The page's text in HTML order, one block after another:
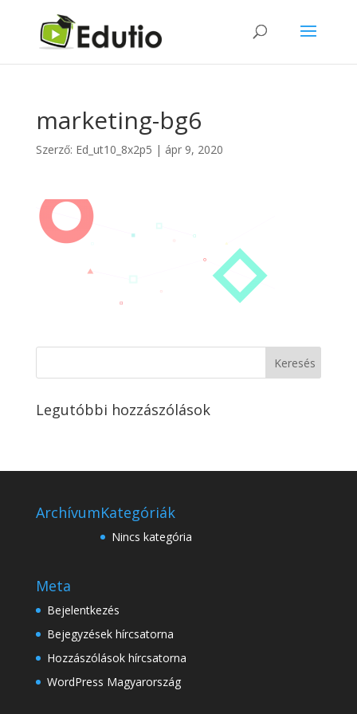
marketing-bg6
Szerző: Ed_ut10_8x2p5 | ápr 9, 2020
Legutóbbi hozzászólások
ArchívumKategóriák
Nincs kategória
Meta
Bejelentkezés
Bejegyzések hírcsatorna
Hozzászólások hírcsatorna
WordPress Magyarország